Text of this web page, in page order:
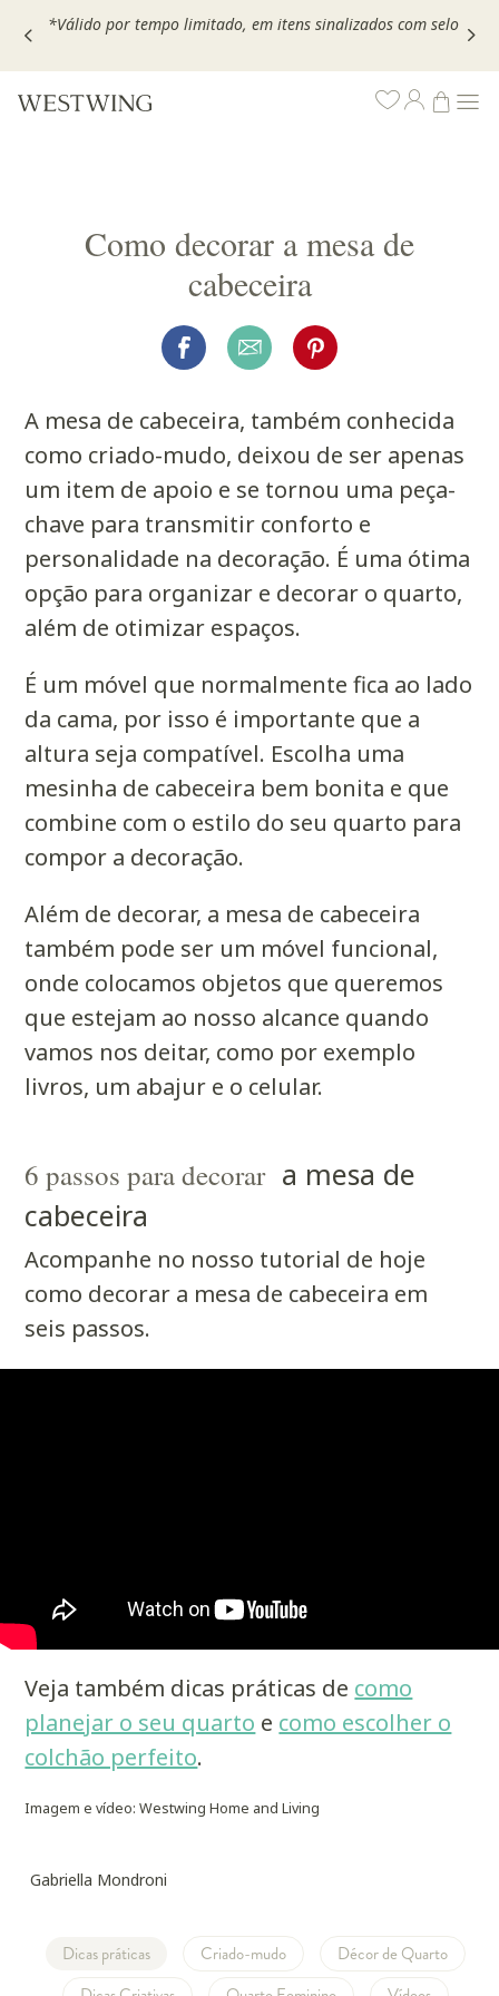
*Válido por tempo limitado, em itens sinalizados com selo
Como decorar a mesa de
cabeceira
A mesa de cabeceira, também conhecida
como criado-mudo, deixou de ser apenas
um item de apoio e se tornou uma peça-
chave para transmitir conforto e
personalidade na decoração. É uma ótima
opção para organizar e decorar o quarto,
além de otimizar espaços.
É um móvel que normalmente fica ao lado
da cama, por isso é importante que a
altura seja compatível. Escolha uma
mesinha de cabeceira bem bonita e que
combine com o estilo do seu quarto para
compor a decoração.
Além de decorar, a mesa de cabeceira
também pode ser um móvel funcional,
onde colocamos objetos que queremos
que estejam ao nosso alcance quando
vamos nos deitar, como por exemplo
livros, um abajur e o celular.
6 passos para decorar a mesa de
cabeceira
Acompanhe no nosso tutorial de hoje
como decorar a mesa de cabeceira em
seis passos.
Veja também dicas práticas de como
planejar o seu quarto e como escolher o
colchão perfeito.
Imagem e vídeo: Westwing Home and Living
Gabriella Mondroni
Dicas práticas Criado-mudo
Décor de Quarto